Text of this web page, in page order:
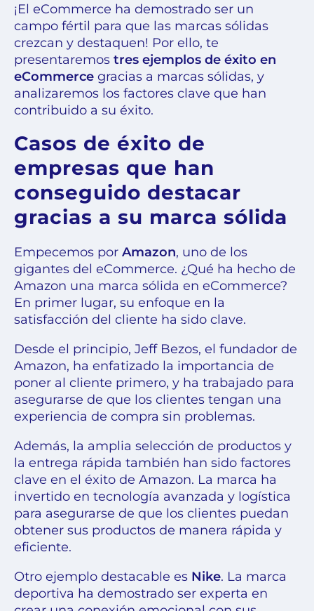
¡El eCommerce ha demostrado ser un
campo fértil para que las marcas sólidas
crezcan y destaquen! Por ello, te
presentaremos tres ejemplos de éxito en
eCommerce gracias a marcas sólidas, y
analizaremos los factores clave que han
contribuido a su éxito.
Casos de éxito de
empresas que han
conseguido destacar
gracias a su marca sólida
Empecemos por Amazon, uno de los
gigantes del eCommerce. ¿Qué ha hecho de
Amazon una marca sólida en eCommerce?
En primer lugar, su enfoque en la
satisfacción del cliente ha sido clave.
Desde el principio, Jeff Bezos, el fundador de
Amazon, ha enfatizado la importancia de
poner al cliente primero, y ha trabajado para
asegurarse de que los clientes tengan una
experiencia de compra sin problemas.
Además, la amplia selección de productos y
la entrega rápida también han sido factores
clave en el éxito de Amazon. La marca ha
invertido en tecnología avanzada y logística
para asegurarse de que los clientes puedan
obtener sus productos de manera rápida y
eficiente.
Otro ejemplo destacable es Nike. La marca
deportiva ha demostrado ser experta en